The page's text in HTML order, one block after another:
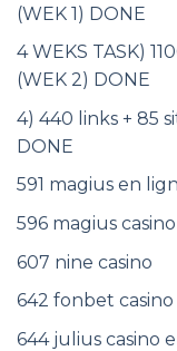
(WEK 1) DONE
4 WEKS TASK)
(WEK 2) DONE
4) 440 links + 85
DONE
591 magius en
596 magius casino
607 nine casino
642 fonbet
644 julius casino